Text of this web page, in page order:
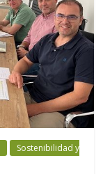
Sostenibilidad y